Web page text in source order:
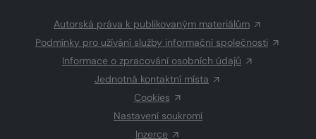
Autorská práva k publikovaným materiálům
Podmínky pro užívání služby informační společnosti
Informace o zpracování osobních údajů
Jednotná kontaktní místa
Cookies
Nastavení soukromí
Inzerce